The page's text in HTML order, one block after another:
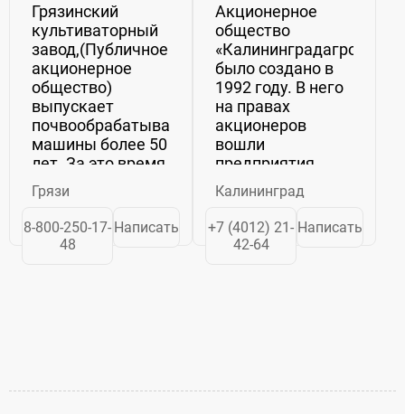
Грязинский
культиваторный
завод,(Публичное
акционерное
общество)
выпускает
почвообрабатывающие
машины более 50
лет. За это время
завод,
основанный, как
предприятие для
массового
Грязи
8-800-250-17-
48
Написать
Акционерное
общество
«Калининградагроснаб»
было создано в
1992 году. В него
на правах
акционеров
вошли
предприятия
агроснабжения г.
Калининграда и
Калининградской
области.Основной
Калининград
+7 (4012) 21-
42-64
Написать